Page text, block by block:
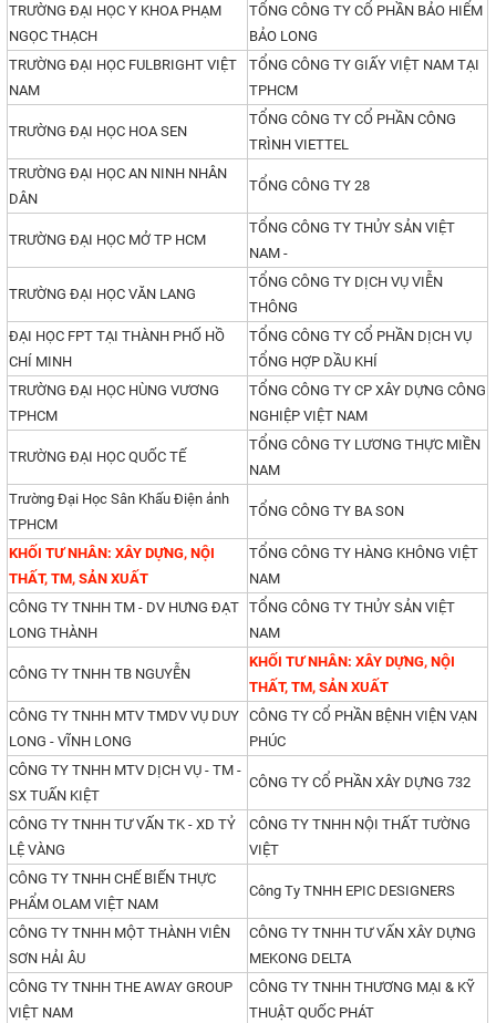
TRƯỜNG ĐẠI HỌC Y KHOA PHẠM
NGỌC THẠCH
TỔNG CÔNG TY CỔ PHẦN BẢO HIỂM
BẢO LONG
TRƯỜNG ĐẠI HỌC FULBRIGHT VIỆT
NAM
TỔNG CÔNG TY GIẤY VIỆT NAM TẠI
TPHCM
TRƯỜNG ĐẠI HỌC HOA SEN
TỔNG CÔNG TY CỔ PHẦN CÔNG
TRÌNH VIETTEL
TRƯỜNG ĐẠI HỌC AN NINH NHÂN
DÂN
TỔNG CÔNG TY 28
TRƯỜNG ĐẠI HỌC MỞ TP HCM
TỔNG CÔNG TY THỦY SẢN VIỆT
NAM -
TRƯỜNG ĐẠI HỌC VĂN LANG
TỔNG CÔNG TY DỊCH VỤ VIỄN
THÔNG
ĐẠI HỌC FPT TẠI THÀNH PHỐ HỒ
CHÍ MINH
TỔNG CÔNG TY CỔ PHẦN DỊCH VỤ
TỔNG HỢP DẦU KHÍ
TRƯỜNG ĐẠI HỌC HÙNG VƯƠNG
TPHCM
TỔNG CÔNG TY CP XÂY DỰNG CÔNG
NGHIỆP VIỆT NAM
TRƯỜNG ĐẠI HỌC QUỐC TẾ
TỔNG CÔNG TY LƯƠNG THỰC MIỀN
NAM
Trường Đại Học Sân Khấu Điện ảnh
TPHCM
TỔNG CÔNG TY BA SON
KHỐI TƯ NHÂN: XÂY DỰNG, NỘI
THẤT, TM, SẢN XUẤT
TỔNG CÔNG TY HÀNG KHÔNG VIỆT
NAM
CÔNG TY TNHH TM - DV HƯNG ĐẠT
LONG THÀNH
TỔNG CÔNG TY THỦY SẢN VIỆT
NAM
CÔNG TY TNHH TB NGUYỄN
KHỐI TƯ NHÂN: XÂY DỰNG, NỘI
THẤT, TM, SẢN XUẤT
CÔNG TY TNHH MTV TMDV VỤ DUY
LONG - VĨNH LONG
CÔNG TY CỔ PHẦN BỆNH VIỆN VẠN
PHÚC
CÔNG TY TNHH MTV DỊCH VỤ - TM -
SX TUẤN KIỆT
CÔNG TY CỔ PHẦN XÂY DỰNG 732
CÔNG TY TNHH TƯ VẤN TK - XD TỶ
LỆ VÀNG
CÔNG TY TNHH NỘI THẤT TƯỜNG
VIỆT
CÔNG TY TNHH CHẾ BIẾN THỰC
PHẨM OLAM VIỆT NAM
Công Ty TNHH EPIC DESIGNERS
CÔNG TY TNHH MỘT THÀNH VIÊN
SƠN HẢI ÂU
CÔNG TY TNHH TƯ VẤN XÂY DỰNG
MEKONG DELTA
CÔNG TY TNHH THE AWAY GROUP
VIỆT NAM
CÔNG TY TNHH THƯƠNG MẠI & KỸ
THUẬT QUỐC PHÁT